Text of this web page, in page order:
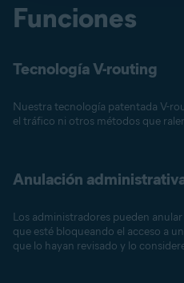
Funciones
Tecnología V-routing
Nuestra tecnología patentada V-
el tráfico ni otros métodos que
Anulación
Los administradores pueden
que esté bloqueando el acceso a
que lo hayan revisado y lo